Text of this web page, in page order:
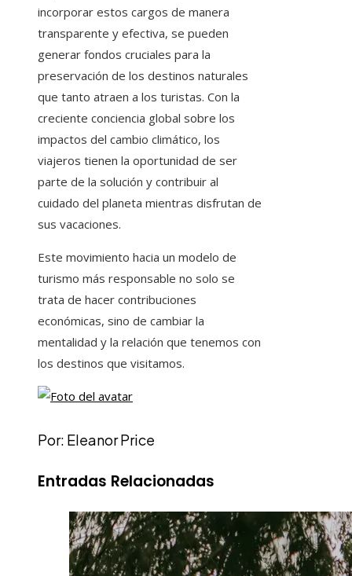
incorporar estos cargos de manera
transparente y efectiva, se pueden
generar fondos cruciales para la
preservación de los destinos naturales
que tanto atraen a los turistas. Con la
creciente conciencia global sobre los
impactos del cambio climático, los
viajeros tienen la oportunidad de ser
parte de la solución y contribuir al
cuidado del planeta mientras disfrutan de
sus vacaciones.
Este movimiento hacia un modelo de
turismo más responsable no solo se
trata de hacer contribuciones
económicas, sino de cambiar la
mentalidad y la relación que tenemos con
los destinos que visitamos.
Por: Eleanor Price
Entradas Relacionadas